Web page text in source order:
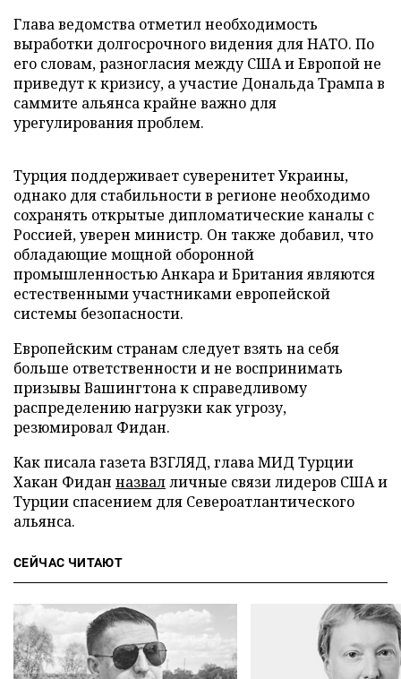
Глава ведомства отметил необходимость
выработки долгосрочного видения для НАТО. По
его словам, разногласия между США и Европой не
приведут к кризису, а участие Дональда Трампа в
саммите альянса крайне важно для
урегулирования проблем.
Турция поддерживает суверенитет Украины,
однако для стабильности в регионе необходимо
сохранять открытые дипломатические каналы с
Россией, уверен министр. Он также добавил, что
обладающие мощной оборонной
промышленностью Анкара и Британия являются
естественными участниками европейской
системы безопасности.
Европейским странам следует взять на себя
больше ответственности и не воспринимать
призывы Вашингтона к справедливому
распределению нагрузки как угрозу,
резюмировал Фидан.
Как писала газета ВЗГЛЯД, глава МИД Турции
Хакан Фидан назвалличные связи лидеров США и
Турции спасением для Североатлантического
альянса.
СЕЙЧАС ЧИТАЮТ